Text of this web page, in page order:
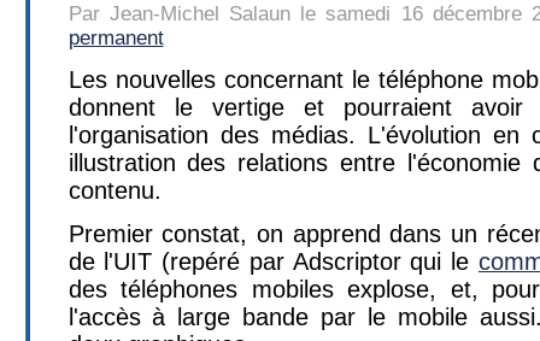
Par Jean-Michel Salaun le samedi 16 décembre
permanent
Les nouvelles concernant le téléphone
donnent le vertige et pourraient avoir
l'organisation des médias. L'évolution en
illustration des relations entre
contenu.
Premier constat, on apprend dans un
de l'UIT (repéré par Adscriptor qui le
des téléphones mobiles explose, et,
l'accès à large bande par le mobile